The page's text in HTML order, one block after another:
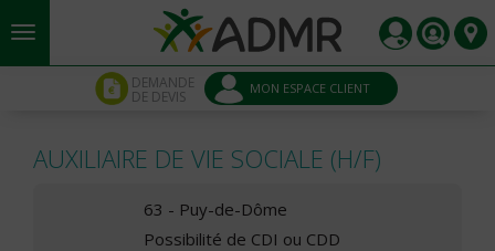
Aller au contenu principal
DEMANDE
DE DEVIS MON ESPACE CLIENT
AUXILIAIRE DE VIE SOCIALE (H/F)
63 - Puy-de-Dôme
Possibilité de CDI ou CDD
Panneau de gestion des cookies